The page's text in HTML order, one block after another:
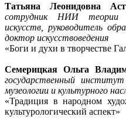
Татьяна Леонидовна
сотрудник НИИ теории
искусств, руководитель
доктор искусствоведения
«Боги и духи в творчестве
Семерицкая Ольга
государственный
музеологии и культурного
«Традиция в народном
культурологический аспект»